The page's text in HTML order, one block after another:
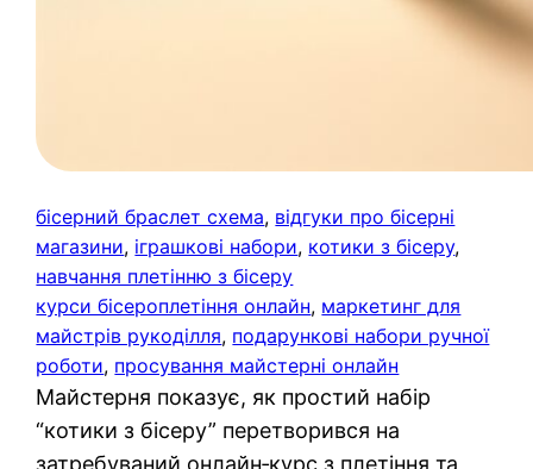
бісерний браслет схема, відгуки про бісерні
магазини, іграшкові набори, котики з бісеру
навчання плетінню з бісеру
курси бісероплетіння онлайн, маркетинг для
майстрів рукоділля, подарункові набори ручної
роботи, просування майстерні онлайн
Майстерня показує, як простий набір
“котики з бісеру” перетворився на
затребуваний онлайн‑курс з плетіння та